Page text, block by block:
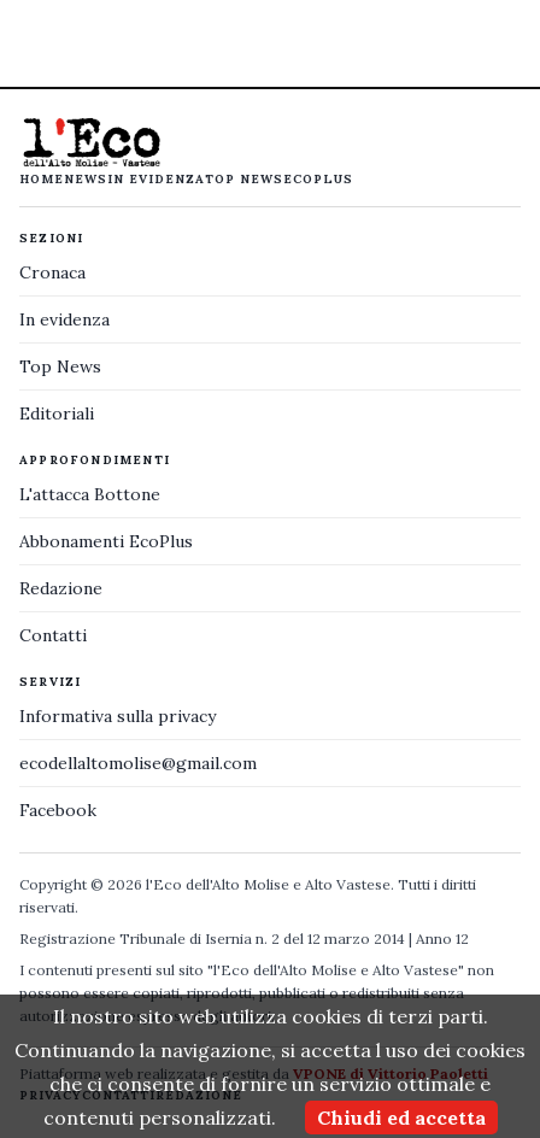
HOMENEWS IN EVIDENZATOP NEWS ECOPLUS
SEZIONI
Cronaca
In evidenza
Top News
Editoriali
APPROFONDIMENTI
L'attacca Bottone
Abbonamenti EcoPlus
Redazione
Contatti
SERVIZI
Informativa sulla privacy
ecodellaltomolise@gmail.com
Facebook
Copyright © 2026 l'Eco dell'Alto Molise e Alto Vastese. Tutti i diritti
riservati.
Registrazione Tribunale di Isernia n. 2 del 12 marzo 2014 | Anno 12
I contenuti presenti sul sito "l'Eco dell'Alto Molise e Alto Vastese" non
possono essere copiati, riprodotti, pubblicati o redistribuiti senza
autorizzazione espressa degli autori.
Piattaforma web realizzata e gestita da VPONE di Vittorio Paoletti
PRIVACYCONTATTIREDAZIONE
Il nostro sito web utilizza cookies di terzi parti.
Continuando la navigazione, si accetta l uso dei cookies
che ci consente di fornire un servizio ottimale e
contenuti personalizzati.
Chiudi ed accetta